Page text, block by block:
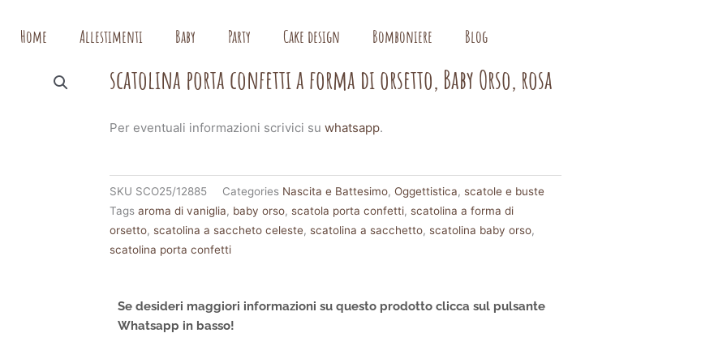
Home Allestimenti Baby Party Cake design Bomboniere Blog
scatolina porta confetti a forma di orsetto, Baby Orso, rosa
Per eventuali informazioni scrivici suwhatsapp.
SKU SCO25/12885 Categories Nascita e Battesimo,Oggettistica,scatole e buste
Tags aroma di vaniglia, baby orso,scatola porta confetti,scatolina a forma di
orsetto,scatolina a saccheto celeste,scatolina a sacchetto,scatolina baby orso,
scatolina porta confetti
Se desideri maggiori informazioni su questo prodotto clicca sul pulsante
Whatsapp in basso!